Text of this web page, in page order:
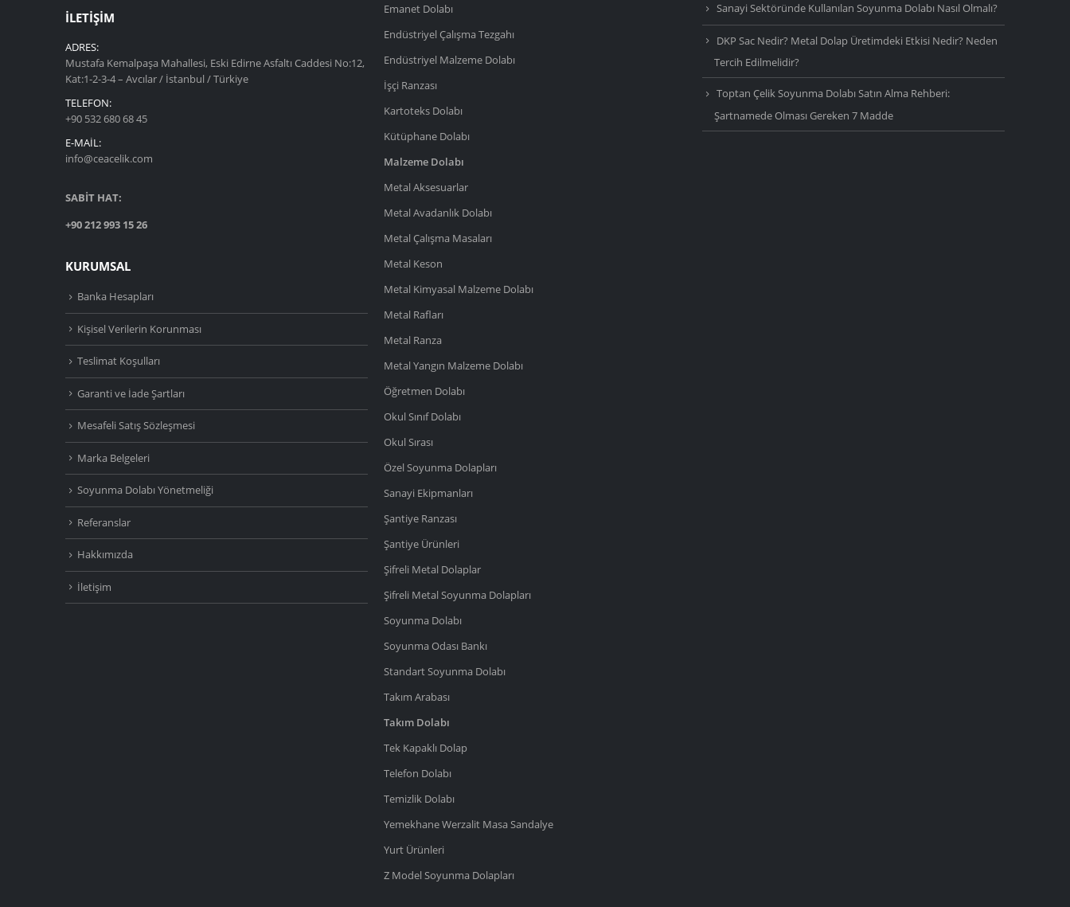
İLETIŞIM
ADRES:
Mustafa Kemalpaşa Mahallesi, Eski Edirne Asfaltı Caddesi No:12,
Kat:1-2-3-4 – Avcılar / İstanbul / Türkiye
TELEFON:
+90 532 680 68 45
E-MAIL:
info@ceacelik.com
SABİT HAT:
+90 212 993 15 26
KURUMSAL
Banka Hesapları
Kişisel Verilerin Korunması
Teslimat Koşulları
Garanti ve İade Şartları
Mesafeli Satış Sözleşmesi
Marka Belgeleri
Soyunma Dolabı Yönetmeliği
Referanslar
Hakkımızda
İletişim
Emanet Dolabı
Endüstriyel Çalışma Tezgahı
Endüstriyel Malzeme Dolabı
İşçi Ranzası
Kartoteks Dolabı
Kütüphane Dolabı
Malzeme Dolabı
Metal Aksesuarlar
Metal Avadanlık Dolabı
Metal Çalışma Masaları
Metal Keson
Metal Kimyasal Malzeme Dolabı
Metal Rafları
Metal Ranza
Metal Yangın Malzeme Dolabı
Öğretmen Dolabı
Okul Sınıf Dolabı
Okul Sırası
Özel Soyunma Dolapları
Sanayi Ekipmanları
Şantiye Ranzası
Şantiye Ürünleri
Şifreli Metal Dolaplar
Şifreli Metal Soyunma Dolapları
Soyunma Dolabı
Soyunma Odası Bankı
Standart Soyunma Dolabı
Takım Arabası
Takım Dolabı
Tek Kapaklı Dolap
Telefon Dolabı
Temizlik Dolabı
Yemekhane Werzalit Masa Sandalye
Yurt Ürünleri
Z Model Soyunma Dolapları
Sanayi Sektöründe Kullanılan Soyunma Dolabı Nasıl Olmalı?
DKP Sac Nedir? Metal Dolap Üretimdeki Etkisi Nedir? Neden
Tercih Edilmelidir?
Toptan Çelik Soyunma Dolabı Satın Alma Rehberi:
Şartnamede Olması Gereken 7 Madde